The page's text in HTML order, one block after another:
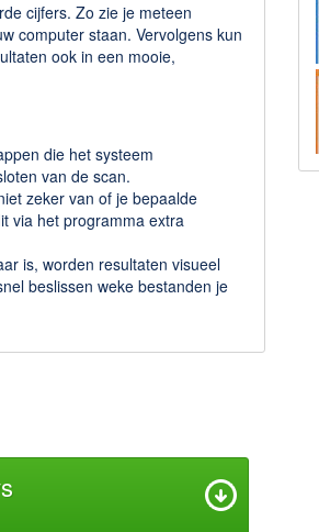
cijfers. Zo zie je meteen
computer staan. Vervolgens kun
ook in een mooie,
die het systeem
van de scan.
zeker van of je bepaalde
via het programma extra
is, worden resultaten visueel
beslissen weke bestanden je